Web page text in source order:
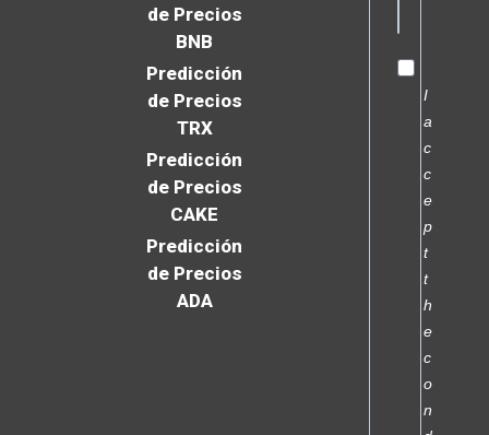
de Precios
BNB
Predicción
de Precios
TRX
Predicción
de Precios
CAKE
Predicción
de Precios
ADA
I
a
c
c
e
p
t
t
h
e
c
o
n